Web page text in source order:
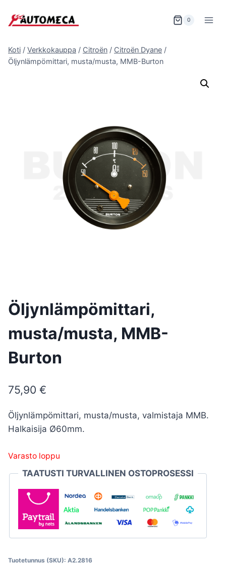
sisältöön
0
Koti / Verkkokauppa / Citroën / Citroën Dyane /
Öljynlämpömittari, musta/musta, MMB-Burton
Öljynlämpömittari,
musta/musta, MMB-
Burton
75,90 €
Öljynlämpömittari, musta/musta, valmistaja MMB.
Halkaisija Ø60mm.
Varasto loppu
TAATUSTI TURVALLINEN OSTOPROSESSI
Tuotetunnus (SKU): A2.2816